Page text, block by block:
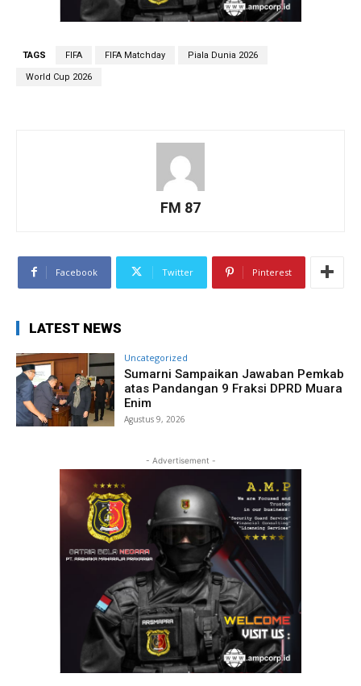
TAGS FIFA FIFA Matchday Piala Dunia 2026
World Cup 2026
FM 87
Facebook Twitter Pinterest
LATEST NEWS
Uncategorized
Sumarni Sampaikan Jawaban Pemkab
atas Pandangan 9 Fraksi DPRD Muara
Enim
Agustus 9, 2026
- Advertisement -